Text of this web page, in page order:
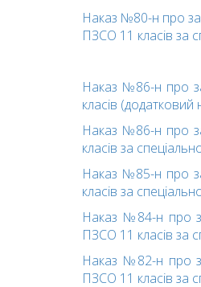
Наказ №80-н про
ПЗСО 11 класів зa
Наказ №86-н про
класів
Наказ №86-н про
класів зa
Наказ №85-н про
класів зa
Наказ №84-н про
ПЗСО 11 класів зa
Наказ №82-н про
ПЗСО 11 класів зa